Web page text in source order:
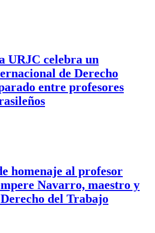
URJC celebra un
de Derecho
entre profesores
homenaje al profesor
Navarro, maestro y
del Trabajo